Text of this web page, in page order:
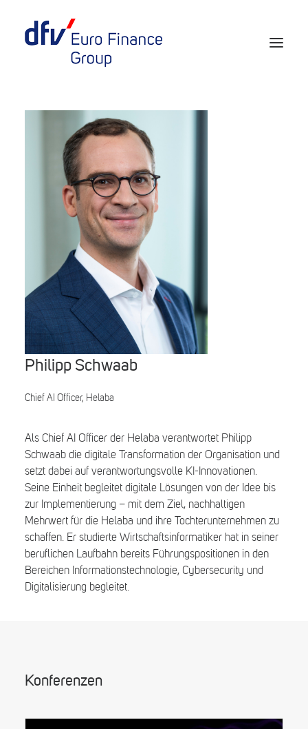
Events 2026/2027
Tickets 29th EURO FINANCE WEEK
Partner werden
European Banker of the Year
Rückblick
Über uns
Search
Philipp Schwaab
Chief AI Officer, Helaba
Als Chief AI Officer der Helaba verantwortet Philipp
Schwaab die digitale Transformation der Organisation und
setzt dabei auf verantwortungsvolle KI-Innovationen.
Seine Einheit begleitet digitale Lösungen von der Idee bis
zur Implementierung – mit dem Ziel, nachhaltigen
Mehrwert für die Helaba und ihre Tochterunternehmen zu
schaffen. Er studierte Wirtschaftsinformatiker hat in seiner
beruflichen Laufbahn bereits Führungspositionen in den
Bereichen Informationstechnologie, Cybersecurity und
Digitalisierung begleitet.
Konferenzen